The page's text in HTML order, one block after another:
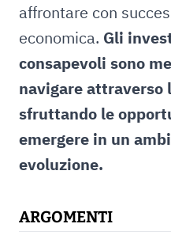
affrontare con
economica. Gli
consapevoli sono
navigare attraverso
sfruttando le
emergere in un
evoluzione.
ARGOMENTI